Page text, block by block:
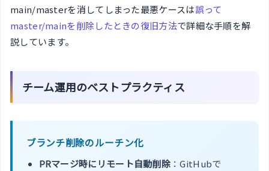
main/masterを消してしまった最悪ケースは誤って
master/mainを削除したときの復旧方法で詳細な手順を解
説しています。
チーム運用のベストプラクティス
ブランチ削除のルーチン化
PRマージ時にリモート自動削除 ：GitHubで